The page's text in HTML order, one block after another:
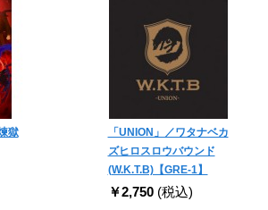
獄
「UNION」／ワタナベカ
ズヒロスロウバウンド
(W.K.T.B)【GRE-1】
￥2,750 (税込)